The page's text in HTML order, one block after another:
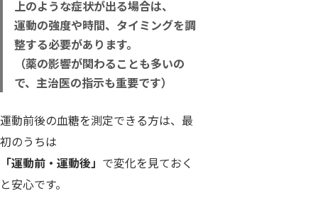
上のような症状が出る場合は、
運動の強度や時間、タイミングを調
整する必要があります。
（薬の影響が関わることも多いの
で、主治医の指示も重要です）
運動前後の血糖を測定できる方は、最
初のうちは
「運動前・運動後」 で変化を見ておく
と安心です。